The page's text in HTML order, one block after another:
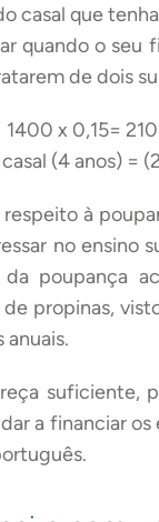
casal que
quando o seu
de dois
1400 x 0,15=
(4 anos) =
à
no ensino
poupança
propinas,
a financiar